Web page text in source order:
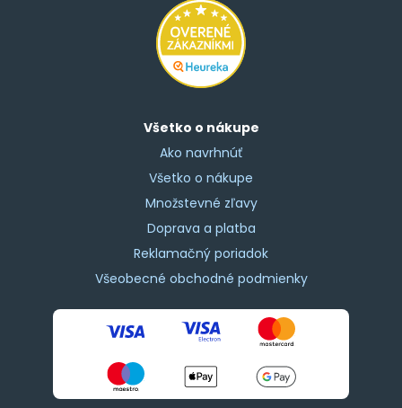
Všetko o nákupe
Ako navrhnúť
Všetko o nákupe
Množstevné zľavy
Doprava a platba
Reklamačný poriadok
Všeobecné obchodné podmienky